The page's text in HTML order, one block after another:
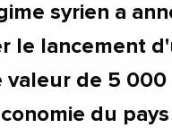
syrien a
le lancement
valeur de 5 000
du